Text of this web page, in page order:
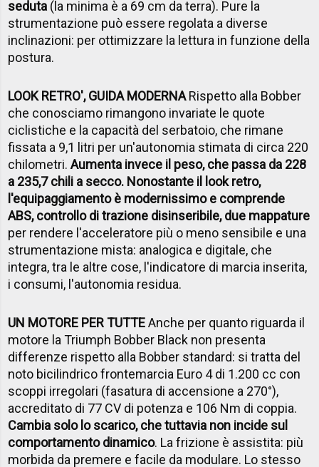
seduta (la minima è a 69 cm da terra). Pure la
strumentazione può essere regolata a diverse
inclinazioni: per ottimizzare la lettura in funzione della
postura.
LOOK RETRO', GUIDA MODERNARispetto alla Bobber
che conosciamo rimangono invariate le quote
ciclistiche e la capacità del serbatoio, che rimane
fissata a 9,1 litri per un'autonomia stimata di circa 220
chilometri.Aumenta invece il peso, che passa da 228
a 235,7 chili a secco. Nonostante il look retro,
l'equipaggiamento è modernissimo e comprende
ABS, controllo di trazione disinseribile, due mappature
per rendere l'acceleratore più o meno sensibile e una
strumentazione mista: analogica e digitale, che
integra, tra le altre cose, l'indicatore di marcia inserita,
i consumi, l'autonomia residua.
UN MOTORE PER TUTTEAnche per quanto riguarda il
motore la Triumph Bobber Black non presenta
differenze rispetto alla Bobber standard: si tratta del
noto bicilindrico frontemarcia Euro 4 di 1.200 cc con
scoppi irregolari (fasatura di accensione a 270°),
accreditato di 77 CV di potenza e 106 Nm di coppia.
Cambia solo lo scarico, che tuttavia non incide sul
comportamento dinamico. La frizione è assistita: più
morbida da premere e facile da modulare. Lo stesso